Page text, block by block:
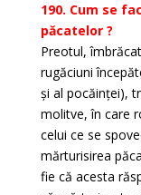
190. Cum se
păcatelor ?
Preotul,
rugăciuni
și al pocăinței),
molitve, în care
celui ce se
mărturisirea
fie că acesta